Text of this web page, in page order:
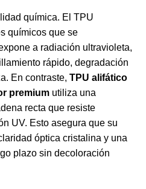
química. El TPU
químicos que se
a radiación ultravioleta,
rápido, degradación
En contraste, TPU alifático
premium utiliza una
recta que resiste
UV. Esto asegura que su
óptica cristalina y una
plazo sin decoloración